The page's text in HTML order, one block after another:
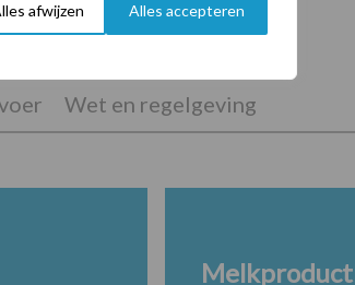
afwijzen Alles accepteren
Wet en regelgeving